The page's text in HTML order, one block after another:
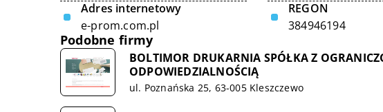
Adres internetowy
e-prom.com.pl
REGON
384946194
Podobne firmy
BOLTIMOR DRUKARNIA SPÓŁKA Z
ODPOWIEDZIALNOŚCIĄ
ul. Poznańska 25, 63-005 Kleszczewo